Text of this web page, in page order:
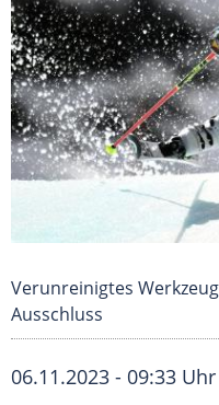
Verunreinigtes
Ausschluss
06.11.2023 - 09:33 Uhr